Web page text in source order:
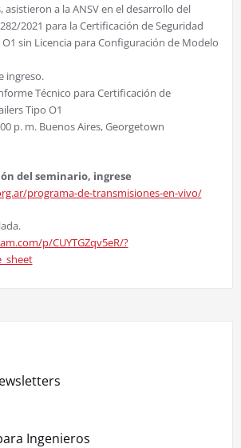
a la ANSV en el desarrollo del
2021 para la Certificación de Seguridad
sin Licencia para Configuración de Modelo
ingreso.
Técnico para Certificación de
Tipo O1
p. m. Buenos Aires, Georgetown
del seminario, ingrese
programa-de-transmisiones-en-vivo/
p/CUYTGZqv5eR/?
Ingenieros